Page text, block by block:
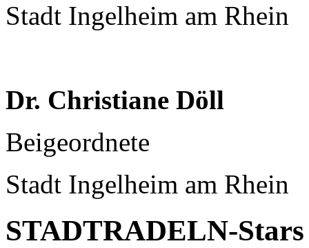
Stadt Ingelheim am Rhein
Dr. Christiane Döll
Beigeordnete
Stadt Ingelheim am Rhein
STADTRADELN-Stars